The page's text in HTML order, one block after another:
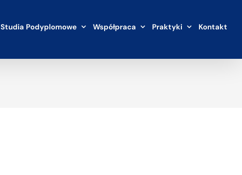
Studia Podyplomowe Współpraca Praktyki Kontakt